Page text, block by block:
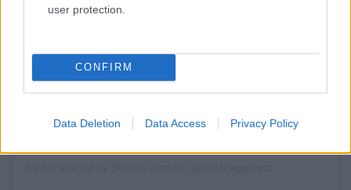
user protection.
CONFIRM
Data Deletion Data Access Privacy Policy